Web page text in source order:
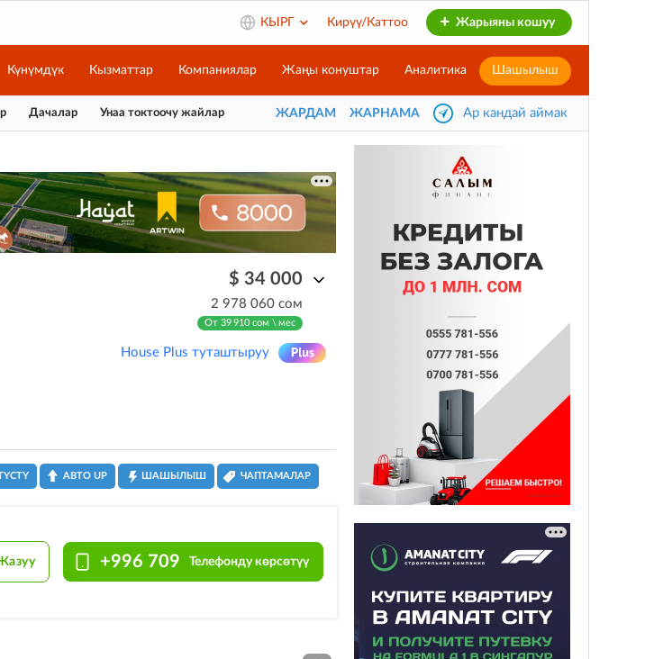
КЫРГ Кирүү/Каттоо Жарыяны кошуу
Күнүмдүк Кызматтар Компаниялар Жаңы конуштар Аналитика Шашылыш
Дачалар Унаа токтоочу жайлар ЖАРДАМ ЖАРНАМА Ар кандай аймак
$ 34 000
2 978 060 сом
От 39 910 сом \ мес
House Plus туташтыруу
АВТО UP ШАШЫЛЫШ ЧАПТАМАЛАР
+996 709 Телефонду көрсөтүү